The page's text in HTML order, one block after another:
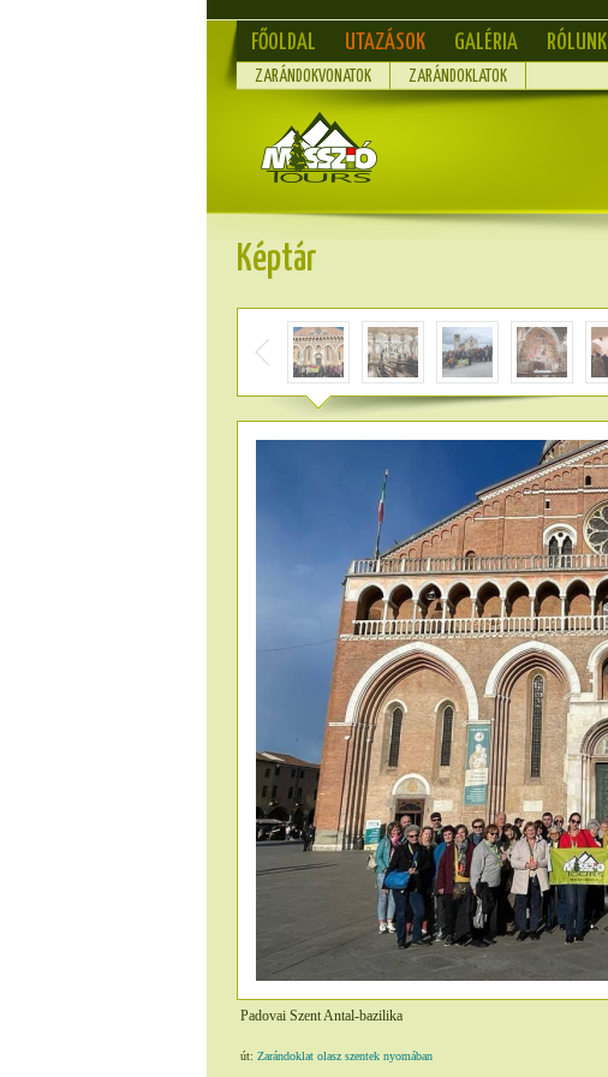
FŐOLDAL UTAZÁSOK GALÉRIA RÓLUNK
ZARÁNDOKVONATOK ZARÁNDOKLATOK
Képtár
Padovai Szent Antal-bazilika
út: Zarándoklat olasz szentek nyomában